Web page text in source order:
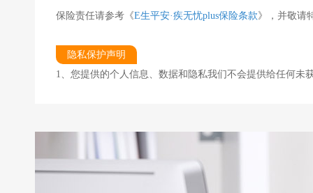
保险责任请参考《E生平安·疾无忧plus保险条款》，并敬请
隐私保护声明
1、您提供的个人信息、数据和隐私我们不会提供给任何未